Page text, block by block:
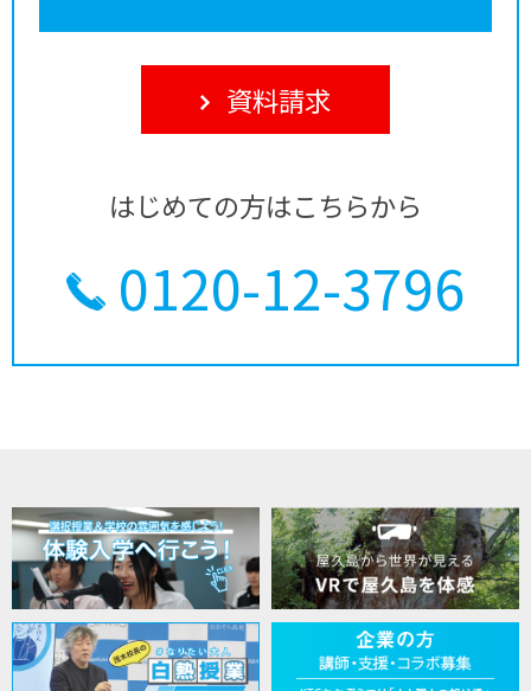
資料請求
はじめての方はこちらから
0120-12-3796